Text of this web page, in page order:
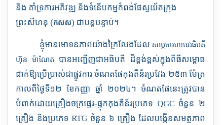
និង គាំទ្រការអភិវឌ្ឍ និងទំនើបកម្មកំពង់ផែស្វយ័តក្រុង
ព្រះសីហនុ (កសស) ជាបន្តបន្ទាប់។
ខ្ញុំមានមោទនភាពយ៉ាងក្រៃលែងដែល សម្តេចមហាបវរធិបតី
ហ៊ុន ម៉ាណែត
បានអញ្ជើញជាអធិបតី ដ៏ខ្ពង់ខ្ពស់ក្នុងពិធីសម្ពោធ
ដាក់ឱ្យប្រើប្រាស់ជាផ្លូវការ ចំណតផែកុងតឺន័រប្រវែង ២៥៣ ម៉ែត្រ
កាលពីថ្ងៃទី១២ ខែកញ្ញា ឆ្នាំ ២០២៤។ ចំណតផែនេះត្រូវបាន
បំពាក់ដោយគ្រឿងចក្រផ្ទេរ-ផ្ទុកកុងតឺន័រ​ប្រភេទ QGCចំនួន ២
គ្រឿង និងប្រភេទ RTG ចំនួន ៦ គ្រឿង ដែលបង្កើនសមត្ថភាព